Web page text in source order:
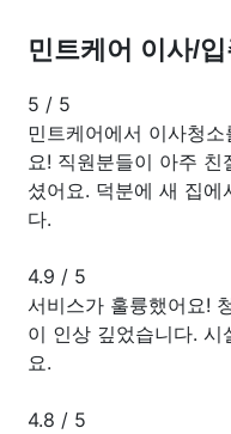
민트케어 이사/입
5 / 5
민트케어에서 이사청
요! 직원분들이 아주
셨어요. 덕분에 새 집
다.
4.9 / 5
서비스가 훌륭했어요!
이 인상 깊었습니다. 시
요.
4.8 / 5